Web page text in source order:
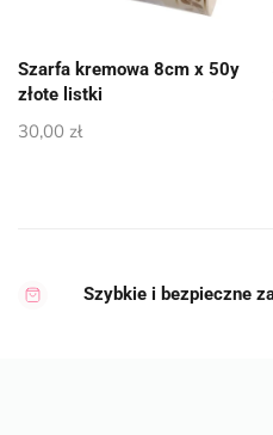
Szarfa kremowa 8cm x 50y
złote listki
30,00 zł
Szybkie i bezpieczne